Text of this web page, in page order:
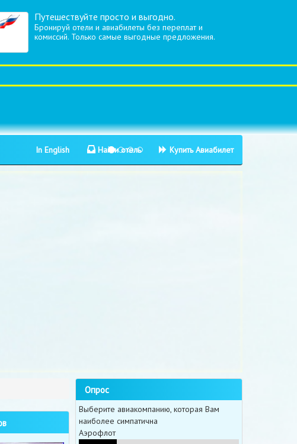
Путешествуйте просто и выгодно.
Бронируй отели и авиабилеты без переплат и
комиссий. Только самые выгодные предложения.
In English Найти отель Купить Авиабилет
Опрос
Выберите авиакомпанию, которая Вам
наиболее симпатична
Аэрофлот